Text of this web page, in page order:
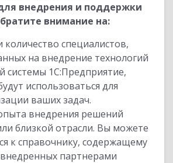
внедрения и поддержки
внимание на:
количество специалистов,
на внедрение технологий
системы 1С:Предприятие,
использоваться для
ваших задач.
внедрения решений
близкой отрасли. Вы можете
к справочнику, содержащему
партнерами